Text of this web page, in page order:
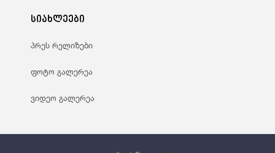
სიახლეები
პრეს რელიზები
ფოტო გალერეა
ვიდეო გალერეა